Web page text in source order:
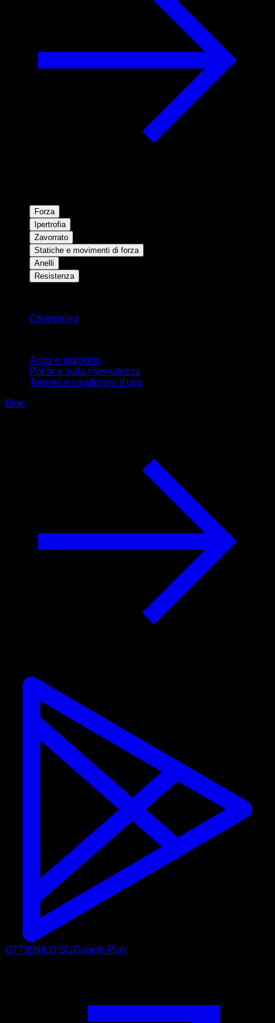
Forza
Ipertrofia
Zavorrato
Statiche e movimenti di forza
Anelli
Resistenza
Changelog
Aiuto e supporto
Politica sulla riservatezza
Termini e condizioni d'uso
Blog
OTTIENILO SUGoogle Play